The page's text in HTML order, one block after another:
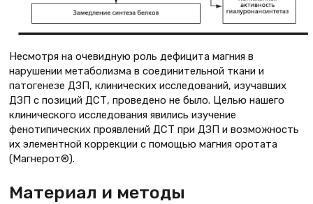
Несмотря на очевидную роль дефицита магния в
нарушении метаболизма в соединительной ткани и
патогенезе ДЗП, клинических исследований, изучавших
ДЗП с позиций ДСТ, проведено не было. Целью нашего
клинического исследования явились изучение
фенотипических проявлений ДСТ при ДЗП и возможность
их элементной коррекции с помощью магния оротата
(Магнерот®).
Материал и методы